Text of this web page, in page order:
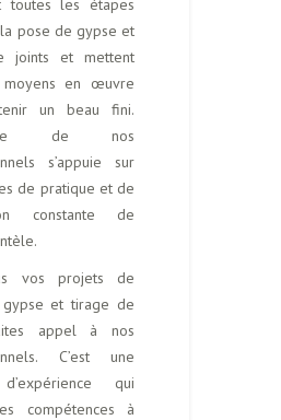
toutes les étapes
pose de gypse et
joints et mettent
en œuvre
un beau fini.
de nos
s’appuie sur
de pratique et de
constante de
vos projets de
et tirage de
appel à nos
C’est une
qui
compétences à